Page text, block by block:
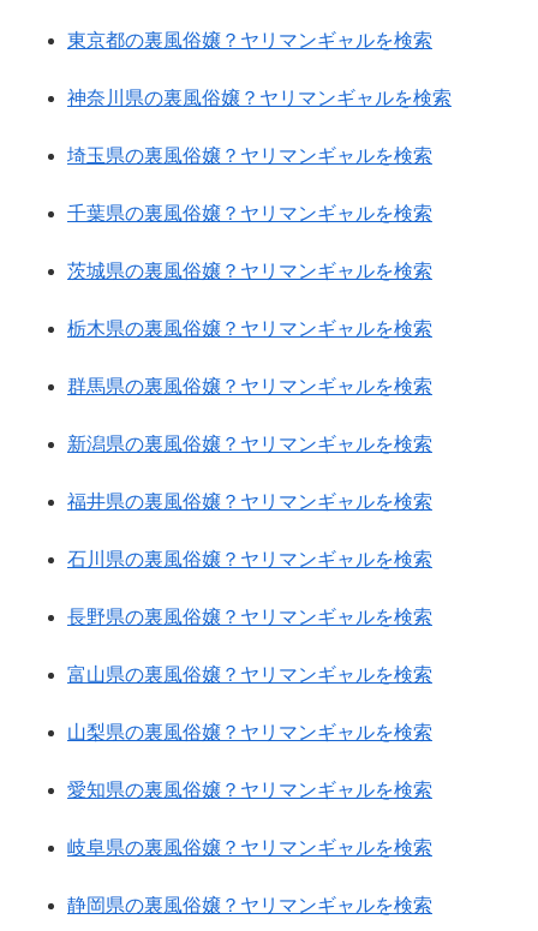
東京都の裏風俗嬢？ヤリマンギャルを検索
神奈川県の裏風俗嬢？ヤリマンギャルを検索
埼玉県の裏風俗嬢？ヤリマンギャルを検索
千葉県の裏風俗嬢？ヤリマンギャルを検索
茨城県の裏風俗嬢？ヤリマンギャルを検索
栃木県の裏風俗嬢？ヤリマンギャルを検索
群馬県の裏風俗嬢？ヤリマンギャルを検索
新潟県の裏風俗嬢？ヤリマンギャルを検索
福井県の裏風俗嬢？ヤリマンギャルを検索
石川県の裏風俗嬢？ヤリマンギャルを検索
長野県の裏風俗嬢？ヤリマンギャルを検索
富山県の裏風俗嬢？ヤリマンギャルを検索
山梨県の裏風俗嬢？ヤリマンギャルを検索
愛知県の裏風俗嬢？ヤリマンギャルを検索
岐阜県の裏風俗嬢？ヤリマンギャルを検索
静岡県の裏風俗嬢？ヤリマンギャルを検索